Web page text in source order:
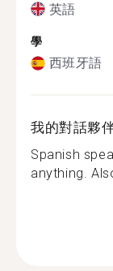
英語
學
西班牙語
我的對話夥
Spanish
anything.